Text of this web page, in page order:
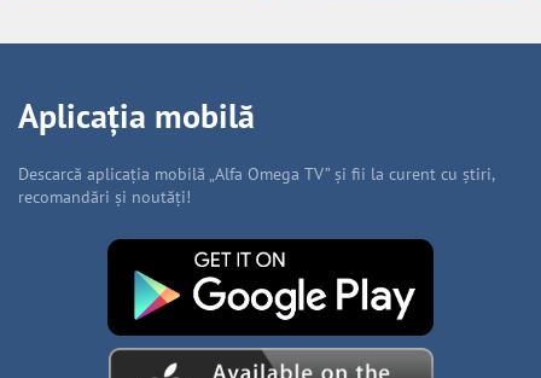
Aplicația mobilă
Descarcă aplicația mobilă „Alfa Omega TV” și fii la curent cu știri,
recomandări și noutăți!